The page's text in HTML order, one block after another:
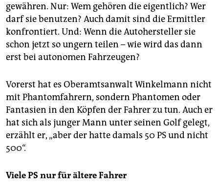
gewähren. Nur: Wem gehören die eigentlich? Wer
darf sie benutzen? Auch damit sind die Ermittler
konfrontiert. Und: Wenn die Autohersteller sie
schon jetzt so ungern teilen – wie wird das dann
erst bei autonomen Fahrzeugen?
Vorerst hat es Oberamtsanwalt Winkelmann nicht
mit Phantomfahrern, sondern Phantomen oder
Fantasien in den Köpfen der Fahrer zu tun. Auch er
hat sich als junger Mann unter seinen Golf gelegt,
erzählt er, „aber der hatte damals 50 PS und nicht
500“.
Viele PS nur für ältere Fahrer